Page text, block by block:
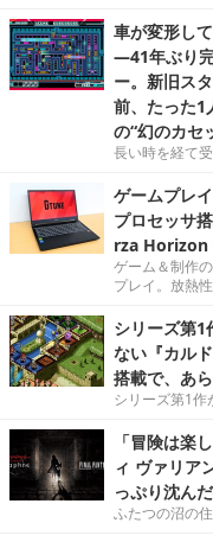
車が変形し
―41年ぶり
ー。新旧ス
前、たった1
の“幻のカセ
長い時を経て
ゲームプレ
プロセッサ
rza Horizon
ゲーム＆制作
プレイ。放熱
シリーズ第1
ない『カル
搭載で、あ
シリーズ第1作
「冒険は楽
ィ ヴァリア
っぷり沈ん
ふたつの沼の